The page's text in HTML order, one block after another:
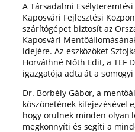
A Társadalmi Esélyteremtési
Kaposvári Fejlesztési
szárítógépet biztosít az
Kaposvári
idejére. Az eszközöket
Horváthné Nőth Edit, a TEF
igazgatója adta át a
Dr. Borbély Gábor, a
köszönetének kifejezésével
hogy örülnek minden olyan
megkönnyíti és segíti a